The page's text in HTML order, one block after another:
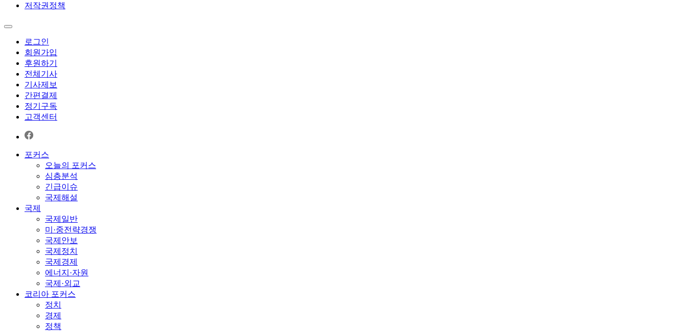
저작권정책
로그인
회원가입
후원하기
전체기사
기사제보
간편결제
정기구독
고객센터
포커스
오늘의 포커스
심층분석
긴급이슈
국제해설
국제
국제일반
미·중전략경쟁
국제안보
국제정치
국제경제
에너지·자원
국제·외교
코리아 포커스
정치
경제
정책